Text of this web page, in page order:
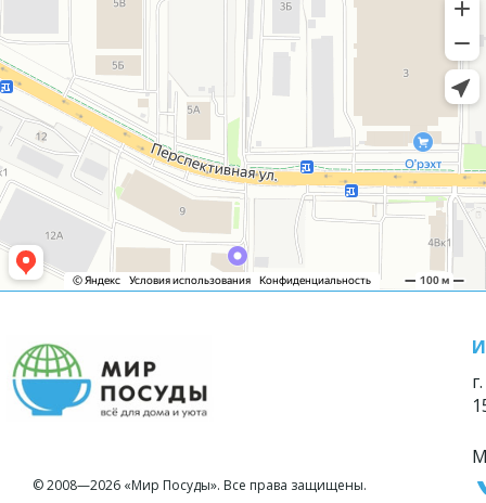
© 2008—2026 «Мир Посуды». Все права защищены.